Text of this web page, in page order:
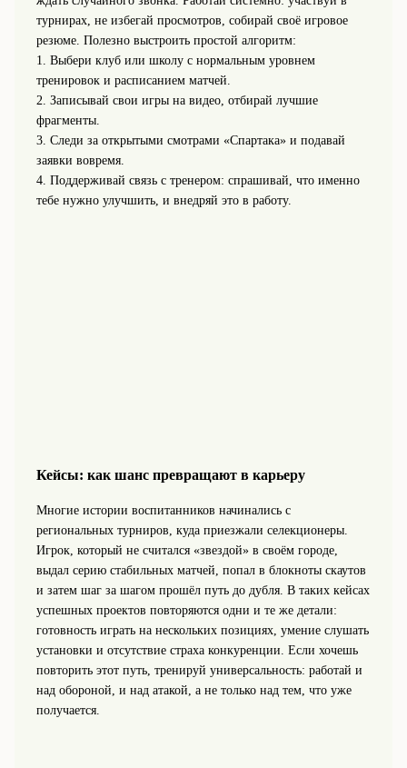
турнирах, не избегай просмотров, собирай своё игровое
резюме. Полезно выстроить простой алгоритм:
1. Выбери клуб или школу с нормальным уровнем
тренировок и расписанием матчей.
2. Записывай свои игры на видео, отбирай лучшие
фрагменты.
3. Следи за открытыми смотрами «Спартака» и подавай
заявки вовремя.
4. Поддерживай связь с тренером: спрашивай, что именно
тебе нужно улучшить, и внедряй это в работу.
Кейсы: как шанс превращают в карьеру
Многие истории воспитанников начинались с
региональных турниров, куда приезжали селекционеры.
Игрок, который не считался «звездой» в своём городе,
выдал серию стабильных матчей, попал в блокноты скаутов
и затем шаг за шагом прошёл путь до дубля. В таких кейсах
успешных проектов повторяются одни и те же детали:
готовность играть на нескольких позициях, умение слушать
установки и отсутствие страха конкуренции. Если хочешь
повторить этот путь, тренируй универсальность: работай и
над обороной, и над атакой, а не только над тем, что уже
получается.